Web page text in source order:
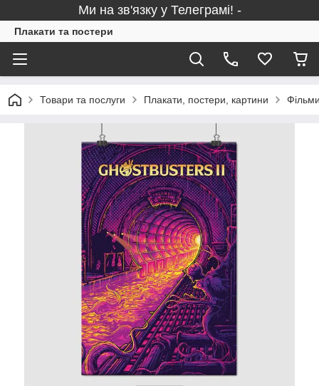
Ми на зв'язку у Телеграмі! -
Плакати та постери
Товари та послуги Плакати, постери, картини